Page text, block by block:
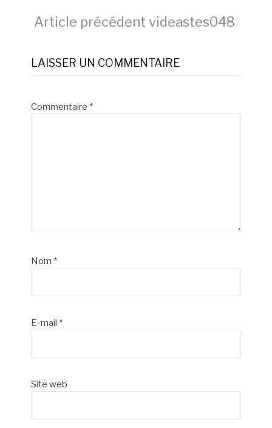
Lire
la
suite
Article précédent videastes048
LAISSER UN COMMENTAIRE
Commentaire *
Nom *
E-mail *
Site web